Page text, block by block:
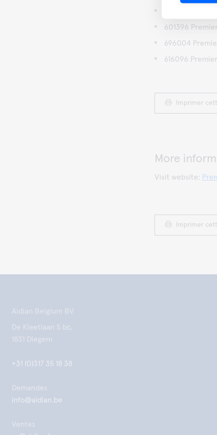
601396
696004
616096 Premier
Imprimer
More
Visit website:
Imprimer
Aidian Belgium BV
De Kleetlaan 5 bc,
1831 Diegem
+31 (0)317 35 18 38
Demandes
info@aidian.be
Ventes